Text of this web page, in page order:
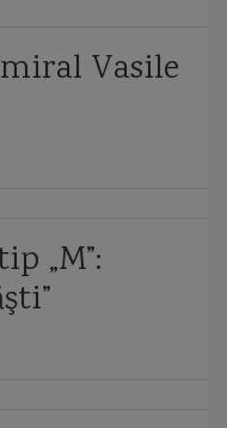
Vasile
„M”: